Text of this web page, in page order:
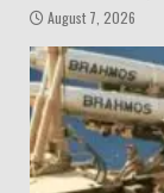
August 7, 2026